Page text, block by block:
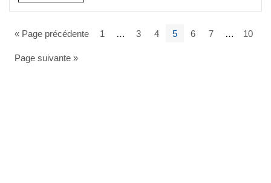
« Page précédente 1 … 3 4 5 6 7 … 10
Page suivante »